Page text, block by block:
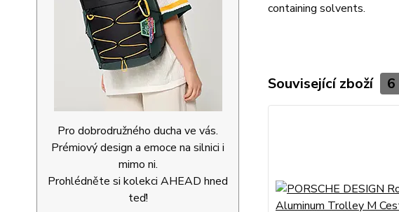
Pro dobrodružného ducha ve vás.
Prémiový design a emoce na silnici i
mimo ni.
Prohlédněte si kolekci AHEAD hned
teď!
containing solvents.
Související zboží 6